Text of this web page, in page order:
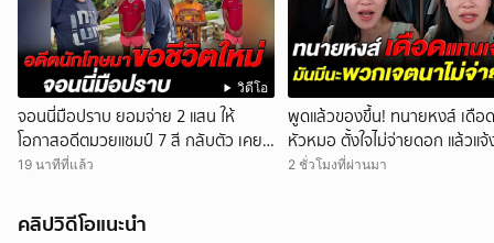
วิดีโอ
จอนนี่มือปราบ ยอมจ่าย 2 แสน ให้
โอกาสอดีตมวยแชมป์ 7 สี กลับตัว เคย
ต้องโทษ
19 นาทีที่แล้ว
พูดแล้วของขึ้น! ทนายหงส์ เดือ
หัวหมอ ตั้งใจไม่จ่ายดอก แล้วแ
มาจับเจ้าหนี้
2 ชั่วโมงที่ผ่านมา
คลิปวิดีโอแนะนำ